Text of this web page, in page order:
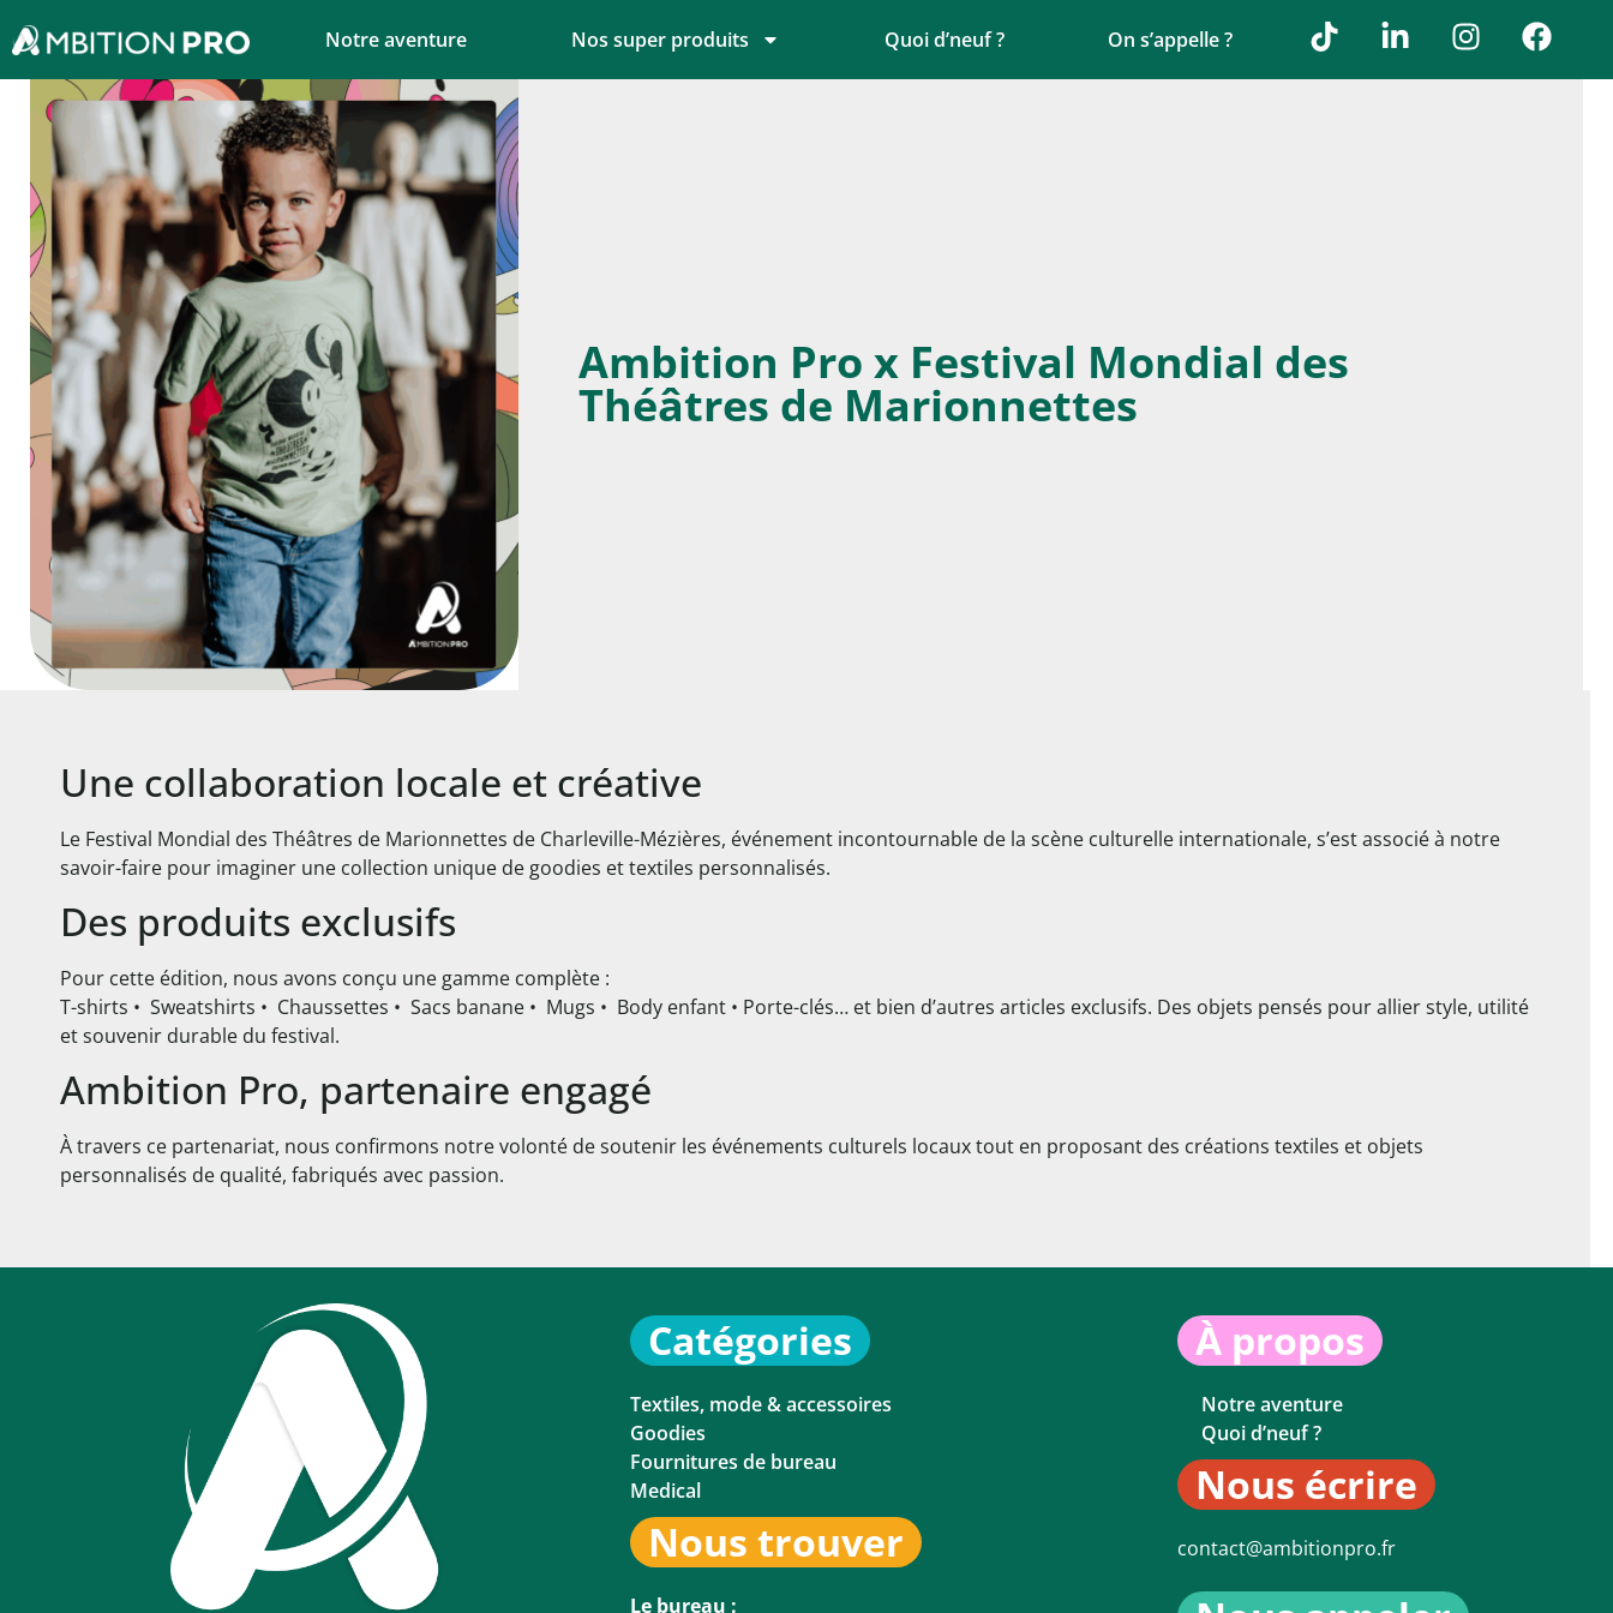
Notre aventure Nos super produits Quoi d’neuf ? On s’appelle ?
Ambition Pro x Festival Mondial des
Théâtres de Marionnettes
Une collaboration locale et créative
Le Festival Mondial des Théâtres de Marionnettes de Charleville-Mézières, événement incontournable de la scène culturelle internationale, s’est associé à notre
savoir-faire pour imaginer une collection unique de goodies et textiles personnalisés.
Des produits exclusifs
Pour cette édition, nous avons conçu une gamme complète :
T-shirts • Sweatshirts • Chaussettes • Sacs banane • Mugs • Body enfant • Porte-clés… et bien d’autres articles exclusifs. Des objets pensés pour allier style, utilité
et souvenir durable du festival.
Ambition Pro, partenaire engagé
À travers ce partenariat, nous confirmons notre volonté de soutenir les événements culturels locaux tout en proposant des créations textiles et objets
personnalisés de qualité, fabriqués avec passion.
Catégories
Textiles, mode & accessoires
Goodies
Fournitures de bureau
Medical
Nous trouver
Le bureau :
À propos
Notre aventure
Quoi d’neuf ?
Nous écrire
contact@ambitionpro.fr